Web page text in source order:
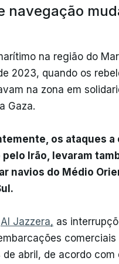
navegação
na região do
2023, quando os
na zona em
Gaza.
os ataques
pelo Irão, levaram
navios do Médio
Al Jazzera, as
abril, de acordo